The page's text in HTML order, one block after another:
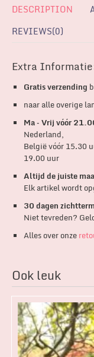
DESCRIPTION
REVIEWS(0)
Extra
Gratis verzending
naar alle overige
Ma – Vrij vóór
Nederland,
België vóór 15.30
19.00 uur
Altijd de juiste
Elk artikel wordt
30 dagen
Niet tevreden?
Alles over onze
Ook leuk